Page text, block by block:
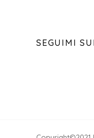
SEGUIMI